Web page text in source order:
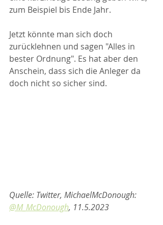
zum Beispiel bis Ende Jahr.
Jetzt könnte man sich doch
zurücklehnen und sagen "Alles in
bester Ordnung". Es hat aber den
Anschein, dass sich die Anleger da
doch nicht so sicher sind.
Quelle: Twitter, MichaelMcDonough:
@M_McDonough, 11.5.2023